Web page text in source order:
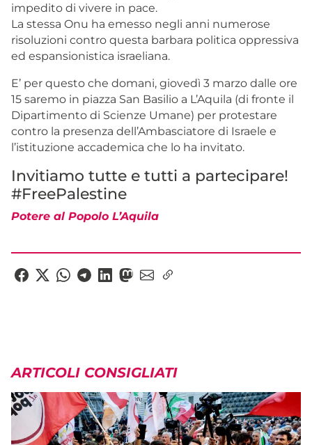
impedito di vivere in pace.
La stessa Onu ha emesso negli anni numerose
risoluzioni contro questa barbara politica oppressiva
ed espansionistica israeliana.
E’ per questo che domani, giovedì 3 marzo dalle ore
15 saremo in piazza San Basilio a L’Aquila (di fronte il
Dipartimento di Scienze Umane) per protestare
contro la presenza dell’Ambasciatore di Israele e
l’istituzione accademica che lo ha invitato.
Invitiamo tutte e tutti a partecipare!
#FreePalestine
Potere al Popolo L’Aquila
ARTICOLI CONSIGLIATI